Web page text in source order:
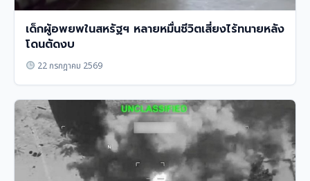
เด็กผู้อพยพในสหรัฐฯ หลายหมื่นชีวิตเสี่ยงไร้ทนายหลัง
โดนตัดงบ
22 กรกฎาคม 2569